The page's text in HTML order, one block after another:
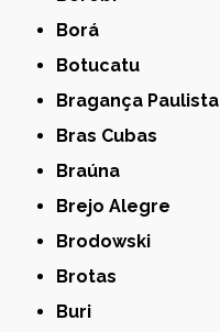
Borá
Botucatu
Bragança Paulista
Bras Cubas
Braúna
Brejo Alegre
Brodowski
Brotas
Buri